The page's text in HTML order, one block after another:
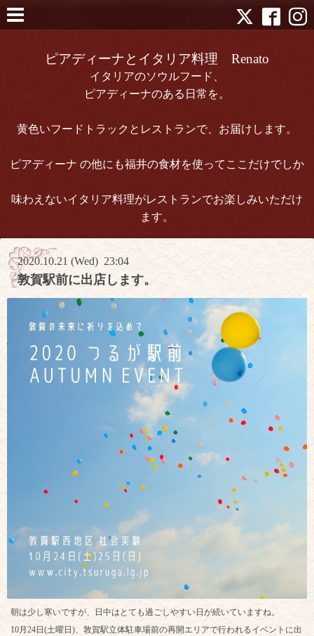
ピアディーナとイタリア料理 Renato
イタリアのソウルフード、
ピアディーナのある日常を。
黄色いフードトラックとレストランで、お届けします。
ピアディーナ の他にも福井の食材を使ってここだけでしか
味わえないイタリア料理がレストランでお楽しみいただけ
ます。
2020.10.21 (Wed) 23:04
敦賀駅前に出店します。
朝は少し寒いですが、日中はとても過ごしやすい日が続いていますね。
10月24日(土曜日)、敦賀駅立体駐車場前の再開エリアで行われるイベントに出